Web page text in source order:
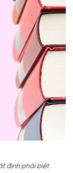
định phải biết